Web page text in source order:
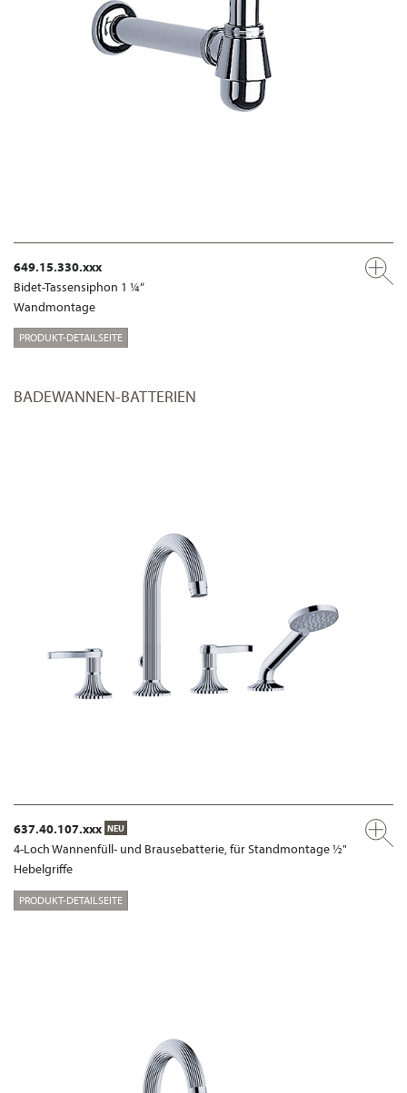
649.15.330.xxx
Bidet-Tassensiphon 1 ¼“
Wandmontage
PRODUKT-DETAILSEITE
BADEWANNEN-BATTERIEN
637.40.107.xxx NEU
4-Loch Wannenfüll- und Brausebatterie, für Standmontage ½"
Hebelgriffe
PRODUKT-DETAILSEITE